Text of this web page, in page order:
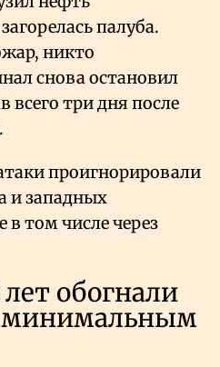
палуба.
никто
снова остановил
всего три дня после
проигнорировали
и западных
том числе через
обогнали